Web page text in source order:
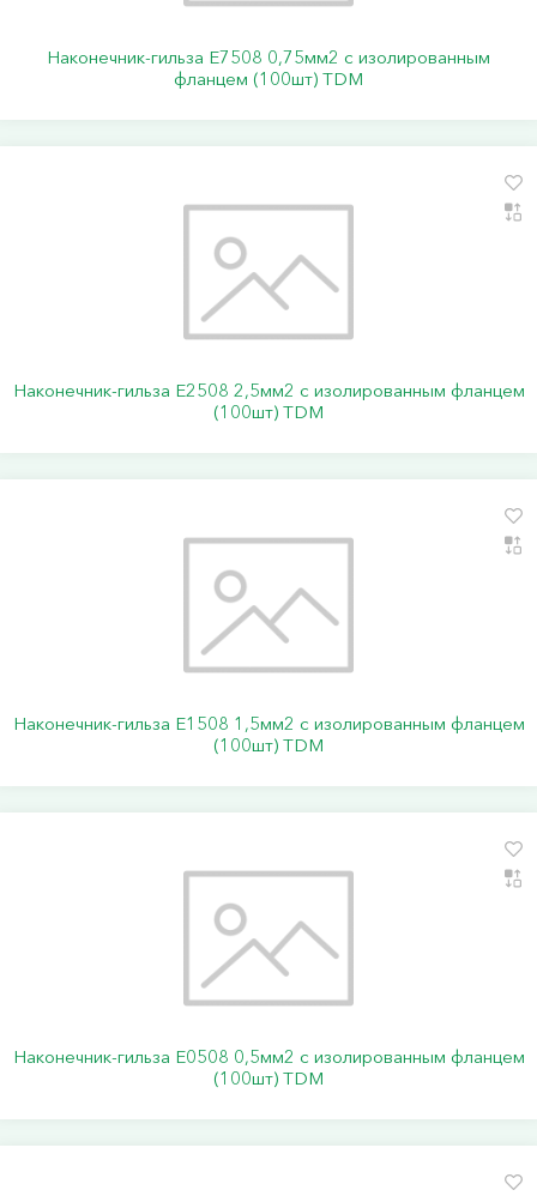
Наконечник-гильза Е7508 0,75мм2 с изолированным
фланцем (100шт) TDM
Наконечник-гильза Е2508 2,5мм2 с изолированным фланцем
(100шт) TDM
Наконечник-гильза Е1508 1,5мм2 с изолированным фланцем
(100шт) TDM
Наконечник-гильза Е0508 0,5мм2 с изолированным фланцем
(100шт) TDM